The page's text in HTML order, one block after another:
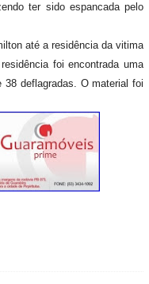
ter sido espancada pelo
até a residência da vitima
foi encontrada uma
38 deflagradas. O material foi